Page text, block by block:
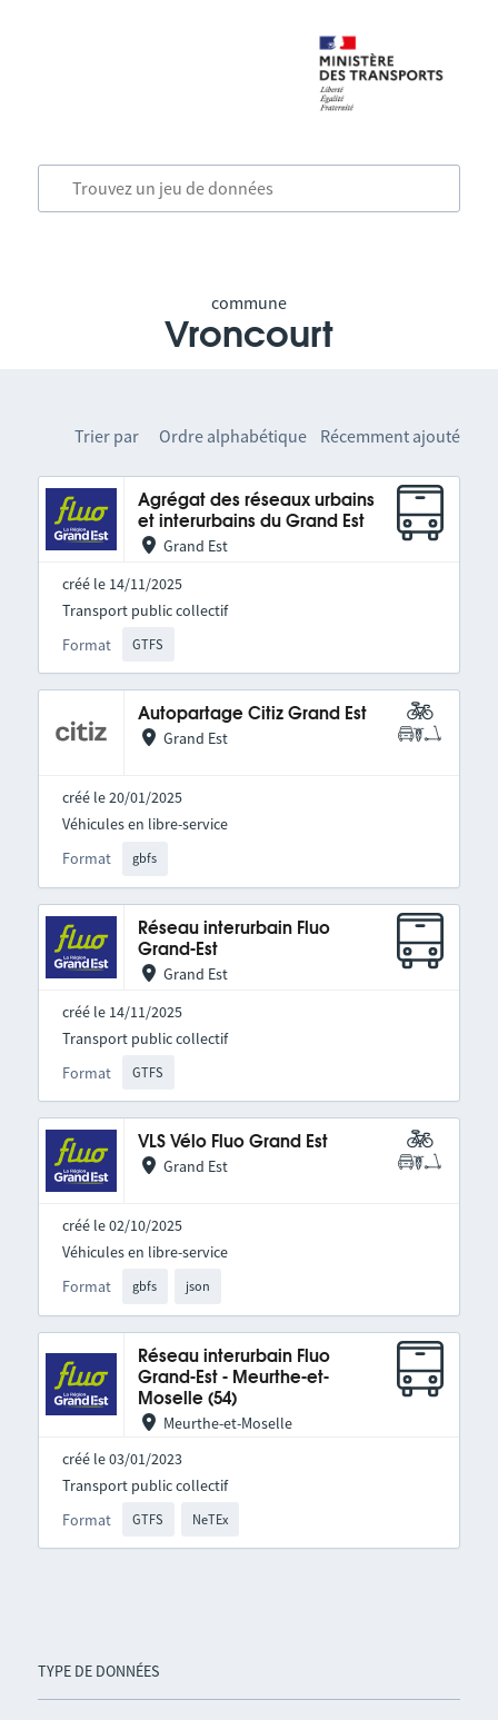
commune
Vroncourt
TYPE DE DONNÉES
Trier par Ordre alphabétique Récemment ajouté
Agrégat des réseaux urbains
et interurbains du Grand Est
Grand Est
créé le 14/11/2025
Format GTFS
Transport public collectif
Autopartage Citiz Grand Est
Grand Est
créé le 20/01/2025
Format gbfs
Véhicules en libre-service
Réseau interurbain Fluo
Grand-Est
Grand Est
créé le 14/11/2025
Format GTFS
Transport public collectif
VLS Vélo Fluo Grand Est
Grand Est
créé le 02/10/2025
Format gbfs json
Véhicules en libre-service
Réseau interurbain Fluo
Grand-Est - Meurthe-et-
Moselle (54)
Meurthe-et-Moselle
créé le 03/01/2023
Format GTFS NeTEx
Transport public collectif